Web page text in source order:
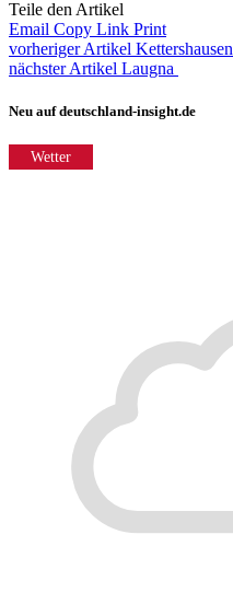
Teile den Artikel
Email Copy Link Print
vorheriger Artikel Kettershausen
nächster Artikel Laugna
Neu auf deutschland-insight.de
Wetter